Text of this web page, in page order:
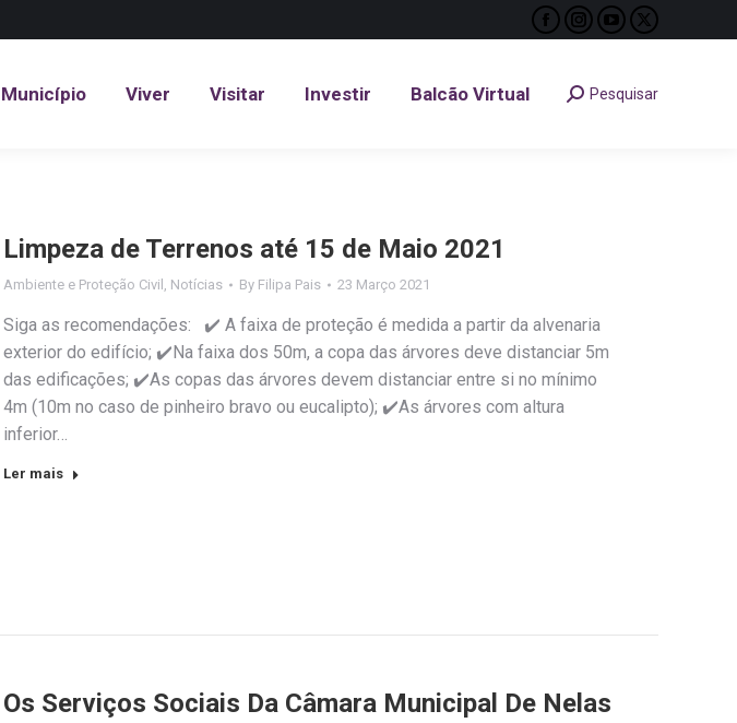
Facebook
opens
Instagram
opens
YouTube
opens
X
opens
Município Viver Visitar Investir Balcão Virtual Search:Pesquisar
Limpeza de Terrenos até 15 de Maio 2021
Ambiente e Proteção Civil , Notícias By Filipa Pais 23 Março 2021
Siga as recomendações: ✔️ A faixa de proteção é medida a partir da alvenaria
exterior do edifício; ✔️Na faixa dos 50m, a copa das árvores deve distanciar 5m
das edificações; ✔️As copas das árvores devem distanciar entre si no mínimo
4m (10m no caso de pinheiro bravo ou eucalipto); ✔️As árvores com altura
inferior…
Ler mais
Os Serviços Sociais Da Câmara Municipal De Nelas
Município Viver Visitar Investir Balcão Virtual Search:
Pesquisar